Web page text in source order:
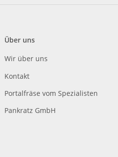
Über uns
Wir über uns
Kontakt
Portalfräse vom Spezialisten
Pankratz GmbH